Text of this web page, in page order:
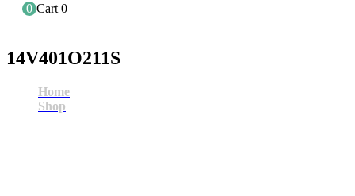
0 Cart 0
14V401O211S
Home
Shop